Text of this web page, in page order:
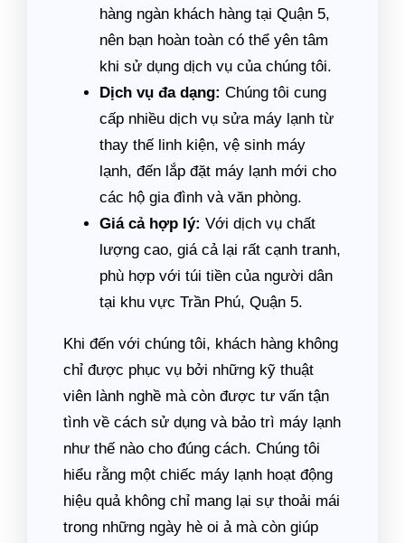
hàng ngàn khách hàng tại Quận 5,
nên bạn hoàn toàn có thể yên tâm
khi sử dụng dịch vụ của chúng tôi.
Dịch vụ đa dạng: Chúng tôi cung
cấp nhiều dịch vụ sửa máy lạnh từ
thay thế linh kiện, vệ sinh máy
lạnh, đến lắp đặt máy lạnh mới cho
các hộ gia đình và văn phòng.
Giá cả hợp lý: Với dịch vụ chất
lượng cao, giá cả lại rất cạnh tranh,
phù hợp với túi tiền của người dân
tại khu vực Trần Phú, Quận 5.
Khi đến với chúng tôi, khách hàng không
chỉ được phục vụ bởi những kỹ thuật
viên lành nghề mà còn được tư vấn tận
tình về cách sử dụng và bảo trì máy lạnh
như thế nào cho đúng cách. Chúng tôi
hiểu rằng một chiếc máy lạnh hoạt động
hiệu quả không chỉ mang lại sự thoải mái
trong những ngày hè oi ả mà còn giúp